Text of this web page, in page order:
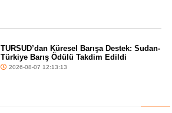
TURSUD’dan Küresel Barışa Destek: Sudan-
Türkiye Barış Ödülü Takdim Edildi
2026-08-07 12:13:13